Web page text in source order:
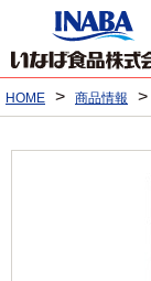
HOME > 商品情報 >